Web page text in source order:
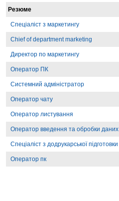
Резюме
Спеціаліст з маркетингу
Chief of department marketing
Директор по маркетингу
Оператор ПК
Системний адміністратор
Оператор чату
Оператор листування
Оператор введення та обробки даних
Спеціаліст з додрукарської підготовки
Оператор пк